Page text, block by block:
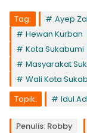
Tag: Ayep
Hewan Kurban
Kota Sukabumi
Masyarakat
Wali Kota
Topik:
Idul
Penulis: Robby